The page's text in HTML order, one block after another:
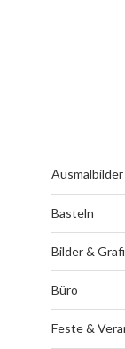
Ausmalbilder
Basteln
Bilder &
Büro
Feste &